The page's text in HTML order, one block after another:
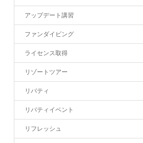
アップデート講習
ファンダイビング
ライセンス取得
リゾートツアー
リバティ
リバティイベント
リフレッシュ